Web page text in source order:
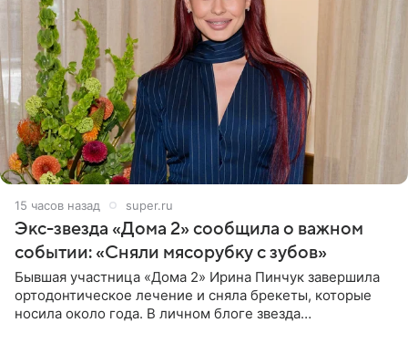
15 часов назад super.ru
Экс-звезда «Дома 2» сообщила о важном
событии: «Сняли мясорубку с зубов»
Бывшая участница «Дома 2» Ирина Пинчук завершила
ортодонтическое лечение и сняла брекеты, которые
носила около года. В личном блоге звезда